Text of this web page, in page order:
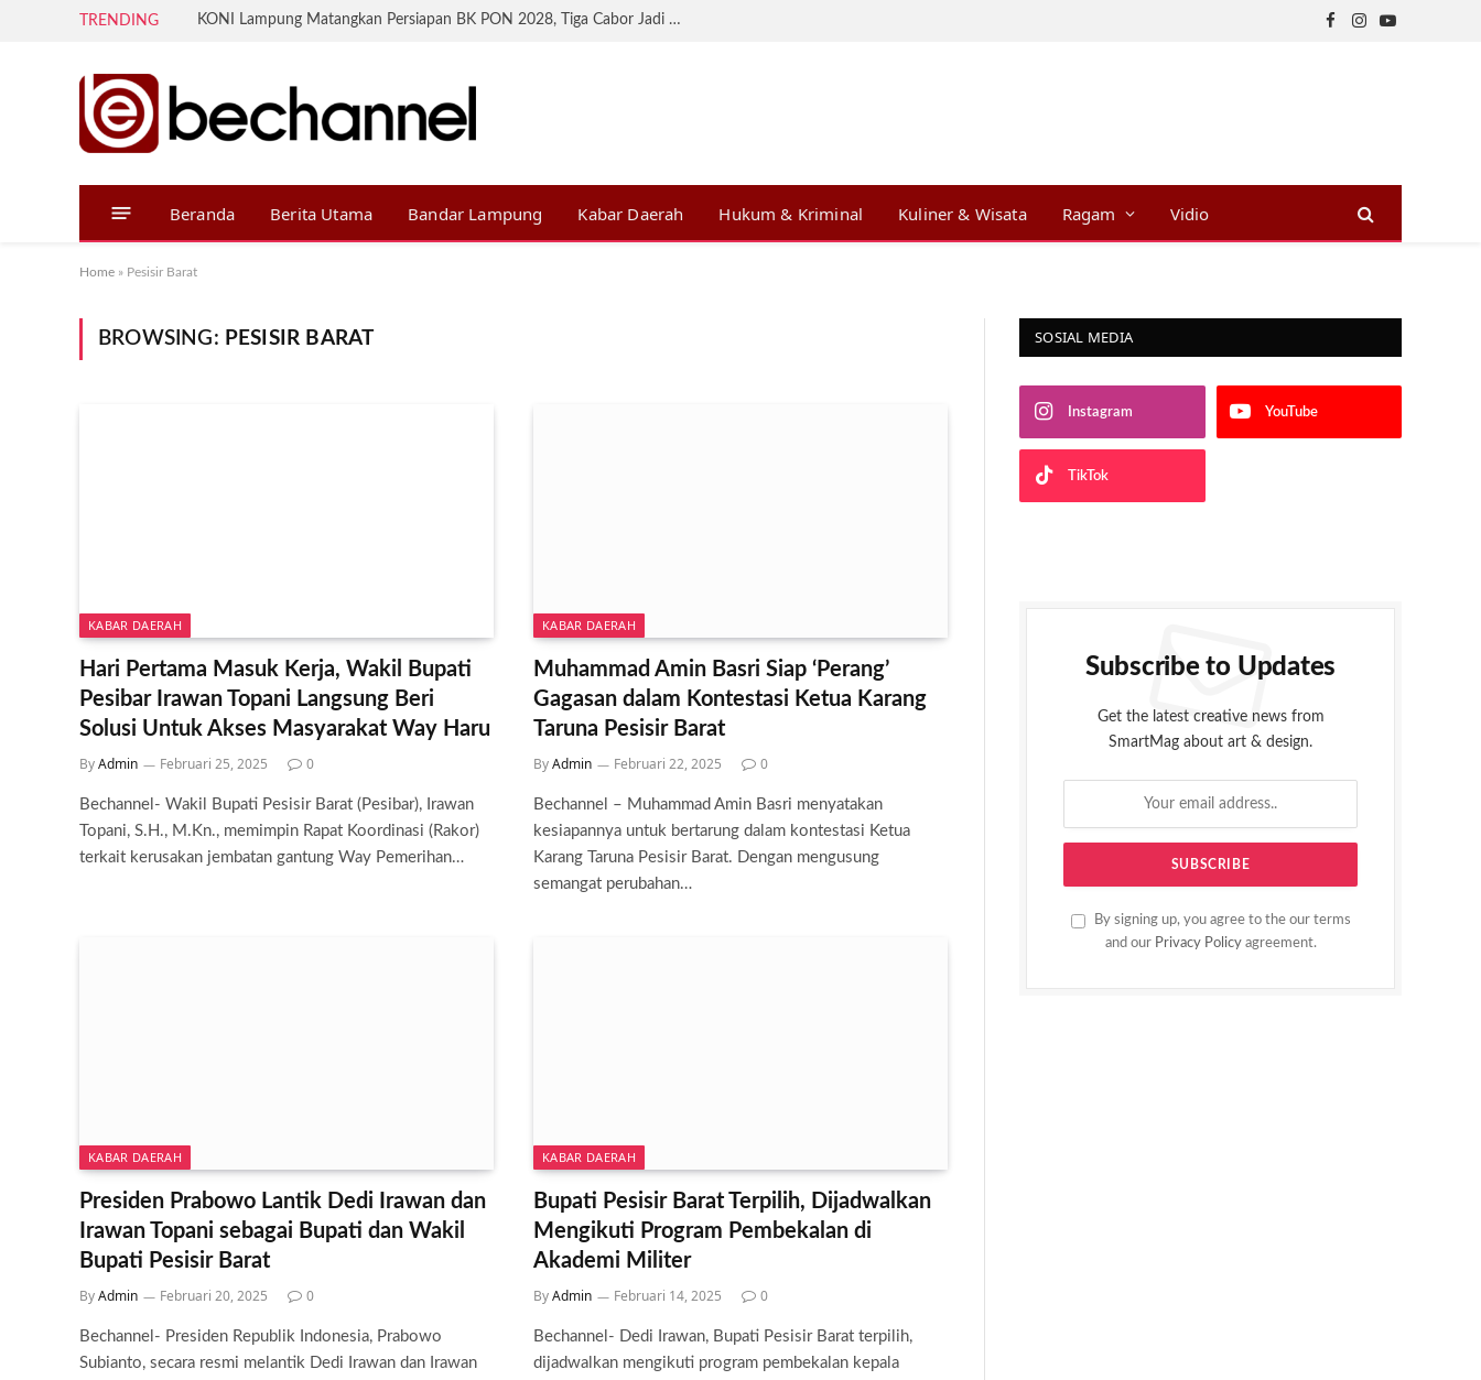
TRENDING KONI Lampung Matangkan Persiapan BK PON 2028, Tiga Cabor Jadi Prioritas
Facebook
Instagram
YouTube
Beranda Berita Utama Bandar Lampung Kabar Daerah Hukum & Kriminal Kuliner & Wisata Ragam Vidio
Home » Pesisir Barat
BROWSING: PESISIR BARAT
KABAR DAERAH
Hari Pertama Masuk Kerja, Wakil Bupati
Pesibar Irawan Topani Langsung Beri
Solusi Untuk Akses Masyarakat Way Haru
ByAdmin Februari 25, 2025 0
Bechannel- Wakil Bupati Pesisir Barat (Pesibar), Irawan
Topani, S.H., M.Kn., memimpin Rapat Koordinasi (Rakor)
terkait kerusakan jembatan gantung Way Pemerihan…
KABAR DAERAH
Muhammad Amin Basri Siap ‘Perang’
Gagasan dalam Kontestasi Ketua Karang
Taruna Pesisir Barat
ByAdmin Februari 22, 2025 0
Bechannel – Muhammad Amin Basri menyatakan
kesiapannya untuk bertarung dalam kontestasi Ketua
Karang Taruna Pesisir Barat. Dengan mengusung
semangat perubahan…
KABAR DAERAH
Presiden Prabowo Lantik Dedi Irawan dan
Irawan Topani sebagai Bupati dan Wakil
Bupati Pesisir Barat
ByAdmin Februari 20, 2025 0
Bechannel- Presiden Republik Indonesia, Prabowo
Subianto, secara resmi melantik Dedi Irawan dan Irawan
KABAR DAERAH
Bupati Pesisir Barat Terpilih, Dijadwalkan
Mengikuti Program Pembekalan di
Akademi Militer
ByAdmin Februari 14, 2025 0
Bechannel- Dedi Irawan, Bupati Pesisir Barat terpilih,
dijadwalkan mengikuti program pembekalan kepala
SOSIAL MEDIA
Instagram YouTube
TikTok
Subscribe to Updates
Get the latest creative news from
SmartMag about art & design.
By signing up, you agree to the our terms
and our Privacy Policyagreement.